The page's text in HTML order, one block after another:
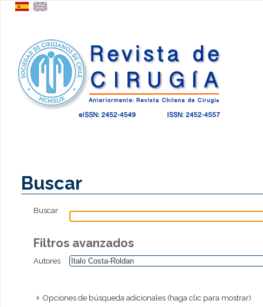
Buscar
Buscar
Filtros avanzados
Autores
Opciones de búsqueda adicionales (haga clic para mostrar)